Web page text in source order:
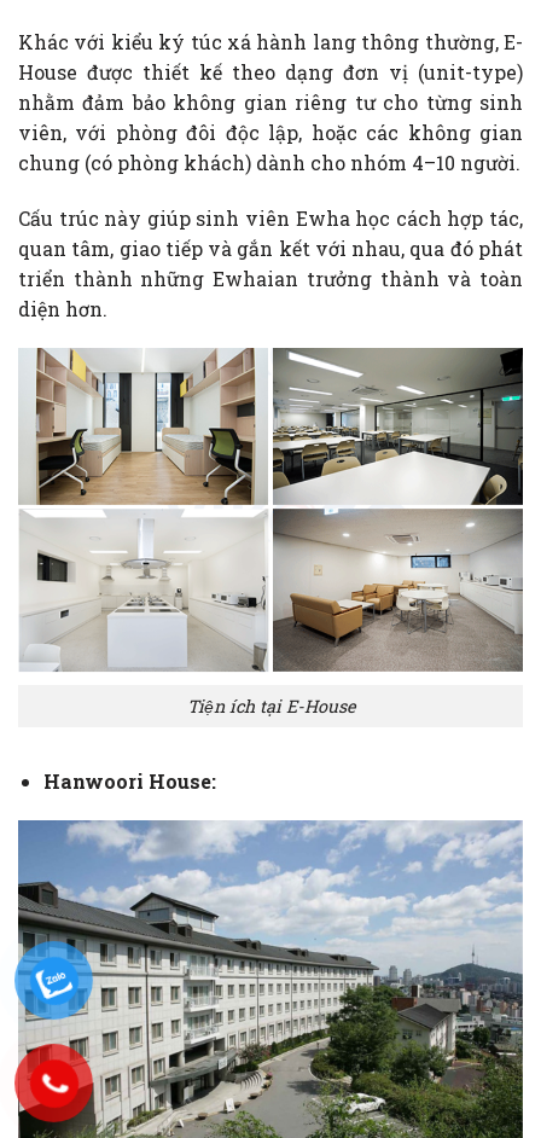
Khác với kiểu ký túc xá hành lang thông thường, E-
House được thiết kế theo dạng đơn vị (unit-type)
nhằm đảm bảo không gian riêng tư cho từng sinh
viên, với phòng đôi độc lập, hoặc các không gian
chung (có phòng khách) dành cho nhóm 4–10 người.
Cấu trúc này giúp sinh viên Ewha học cách hợp tác,
quan tâm, giao tiếp và gắn kết với nhau, qua đó phát
triển thành những Ewhaian trưởng thành và toàn
diện hơn.
Tiện ích tại E-House
Hanwoori House: